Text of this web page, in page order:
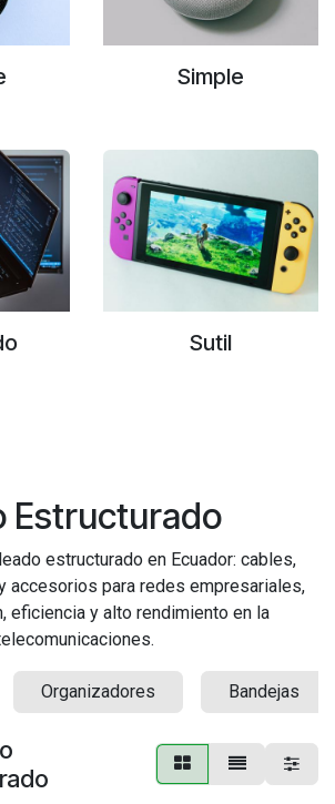
Simple
Sutil
Estructurado
estructurado en Ecuador: cables,
accesorios para redes empresariales,
eficiencia y alto rendimiento en la
Organizadores Bandejas